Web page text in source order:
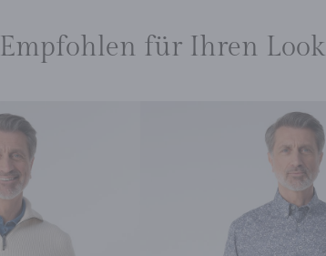
Empfohlen für Ihren Look